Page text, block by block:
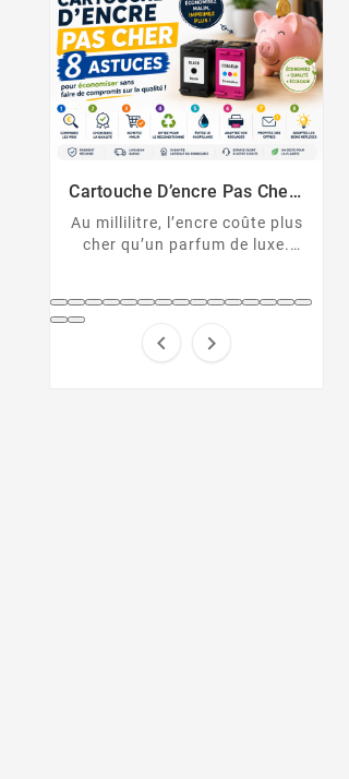
Comment Désactiver La Puce
Cartouche HP non reconnue ?
désactiver la protection des
cartouches HP et contourner
 